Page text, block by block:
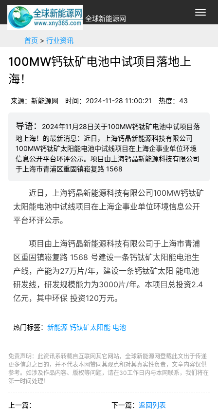
切
换
全球新能源网
首页 > 行业资讯
100MW钙钛矿电池中试项目落地上
海！
来源：新能源网 时间：2024-11-28 11:00:21 热度： 43
2024年11月28日关于100MW钙钛矿电池中试项目落
地上海！的最新消息：近日，上海钙晶新能源科技有限公司
100MW钙钛矿太阳能电池中试线项目在上海企事业单位环境
信息公开平台环评公示。项目由上海钙晶新能源科技有限公司
于上海市青浦区重固镇崧复路 1568
近日，上海钙晶新能源科技有限公司100MW钙钛矿
太阳能电池中试线项目在上海企事业单位环境信息公开
平台环评公示。
项目由上海钙晶新能源科技有限公司于上海市青浦
区重固镇崧复路 1568 号建设一条钙钛矿太阳能电池生
产线，产能为27万片/年，建设一条钙钛矿太阳 能电池
研发线，研发规模能力为3000片/年。本项目总投资2.4
亿元，其中环保 投资120万元。
热门标签： 新能源 钙钛矿太阳能 电池
免责声明：此资讯系转载自互联网其它网站，全球新能源网登载此文出于传递
更多信息之目的，并不代表本网赞同其观点和对其真实性负责，文章内容仅供
参考。如涉及作品内容、版权等问题，请在30工作日内与本网联系，我们将在
第一时间处理！
上一篇：
下一篇： 返回列表